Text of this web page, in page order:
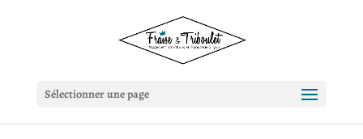
Sélectionner une page